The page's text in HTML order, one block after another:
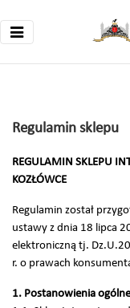
Regulamin sklepu
REGULAMIN SKLEPU
KOZŁÓWCE
Regulamin został
ustawy z dnia 18 lipca
elektroniczną tj.
r. o prawach
1. Postanowienia ogólne